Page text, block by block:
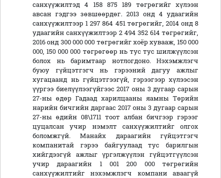
санхүүжилтэд 4 158 875 189 төгрөгийг хүлээн
авсан гэдгээ зөвшөөрдөг. 2013 онд 4 удаагийн
санхүүжилтээр 1 297 864 451 төгрөгийг, 2014 онд 8
удаагийн санхүүжилтээр 2 494 352 614 төгрөгийг,
2016 онд 300 000 000 төгрөгийг хоёр хувааж, 150 000
000, 150 000 000 төгрөгөөр нь тус тус шилжүүлсэн
болох нь баримтаар нотлогдоно. Нэхэмжлэгч
буюу гүйцэтгэгч нь гэрээний дагуу ажлыг
хугацаанд нь гүйцэтгээгүй, гэрээгээр хүлээсэн
үүргээ биелүүлээгүйгээс 2017 оны 3 дугаар сарын
27-ны өдөр Гадаад харилцааны яамны Төрийн
нарийн бичгийн даргаас 2017 оны 3 дугаар сарын
27-ны өдийн 08\1711 тоот албан бичгээр гэрээг
цуцалсан учир нэмэлт санхүүжилтийг олгох
боломжгүй. Манайх дараагийн гүйцэтгэгч
компанитай гэрээ байгуулаад тус барилгын
хийгдээгүй ажлыг үргэлжүүлэн гүйцэтгүүлсэн
учир дараагийн 1 001 200 000 төгрөгийн
санхүүжилтийг нэхэмжлэгч компани аваагүй